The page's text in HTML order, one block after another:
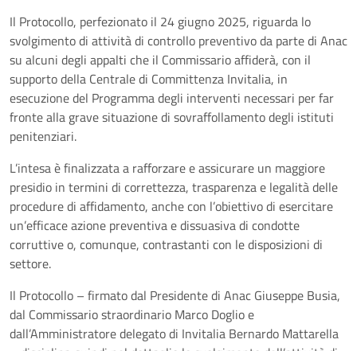
Il Protocollo, perfezionato il 24 giugno 2025, riguarda lo
svolgimento di attività di controllo preventivo da parte di Anac
su alcuni degli appalti che il Commissario affiderà, con il
supporto della Centrale di Committenza Invitalia, in
esecuzione del Programma degli interventi necessari per far
fronte alla grave situazione di sovraffollamento degli istituti
penitenziari.
L’intesa è finalizzata a rafforzare e assicurare un maggiore
presidio in termini di correttezza, trasparenza e legalità delle
procedure di affidamento, anche con l’obiettivo di esercitare
un’efficace azione preventiva e dissuasiva di condotte
corruttive o, comunque, contrastanti con le disposizioni di
settore.
Il Protocollo – firmato dal Presidente di Anac Giuseppe Busia,
dal Commissario straordinario Marco Doglio e
dall’Amministratore delegato di Invitalia Bernardo Mattarella